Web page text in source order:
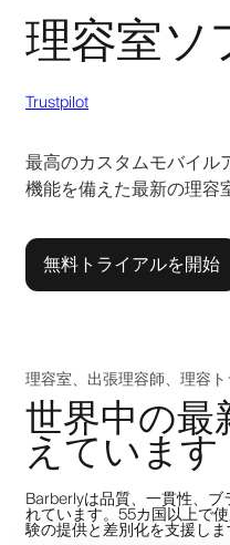
理容室ソ
Trustpilot
最高のカスタムモバイル
機能を備えた最新の理容
無料トライアルを開始
理容室、出張理容師、理容
世界中の最
えています
Barberlyは品質、一貫性、
れています。55カ国以上で
験の提供と差別化を支援しま